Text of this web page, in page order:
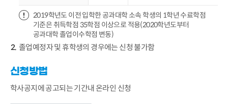
2019학년도 이전 입학한 공과대학 소속 학생의 1학년 수료학점
기준은 취득학점 35학점 이상으로 적용(2020학년도부터
공과대학 졸업이수학점 변동)
졸업예정자 및 휴학생의 경우에는 신청 불가함
신청방법
학사공지에 공고되는 기간내 온라인 신청